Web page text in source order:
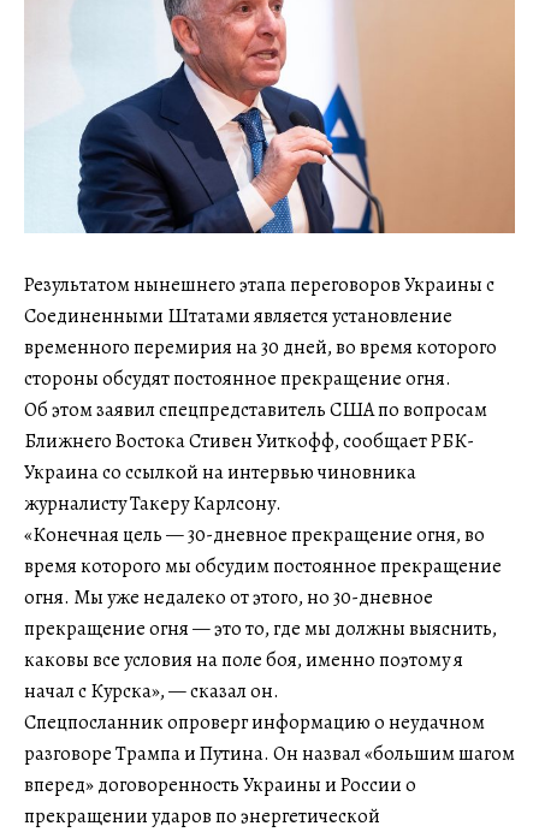
Результатом нынешнего этапа переговоров Украины с
Соединенными Штатами является установление
временного перемирия на 30 дней, во время которого
стороны обсудят постоянное прекращение огня.
Об этом заявил спецпредставитель США по вопросам
Ближнего Востока Стивен Уиткофф, сообщает РБК-
Украина со ссылкой на интервью чиновника
журналисту Такеру Карлсону.
«Конечная цель — 30-дневное прекращение огня, во
время которого мы обсудим постоянное прекращение
огня. Мы уже недалеко от этого, но 30-дневное
прекращение огня — это то, где мы должны выяснить,
каковы все условия на поле боя, именно поэтому я
начал с Курска», — сказал он.
Спецпосланник опроверг информацию о неудачном
разговоре Трампа и Путина. Он назвал «большим шагом
вперед» договоренность Украины и России о
прекращении ударов по энергетической